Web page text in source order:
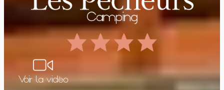
Voir la vidéo